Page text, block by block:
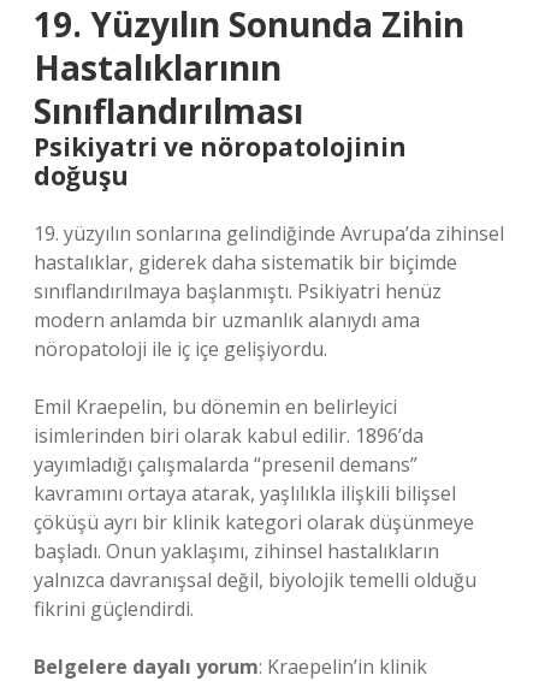
19. Yüzyılın Sonunda Zihin
Hastalıklarının
Sınıflandırılması
Psikiyatri ve nöropatolojinin
doğuşu
19. yüzyılın sonlarına gelindiğinde Avrupa’da zihinsel
hastalıklar, giderek daha sistematik bir biçimde
sınıflandırılmaya başlanmıştı. Psikiyatri henüz
modern anlamda bir uzmanlık alanıydı ama
nöropatoloji ile iç içe gelişiyordu.
Emil Kraepelin, bu dönemin en belirleyici
isimlerinden biri olarak kabul edilir. 1896’da
yayımladığı çalışmalarda “presenil demans”
kavramını ortaya atarak, yaşlılıkla ilişkili bilişsel
çöküşü ayrı bir klinik kategori olarak düşünmeye
başladı. Onun yaklaşımı, zihinsel hastalıkların
yalnızca davranışsal değil, biyolojik temelli olduğu
fikrini güçlendirdi.
Belgelere dayalı yorum: Kraepelin’in klinik